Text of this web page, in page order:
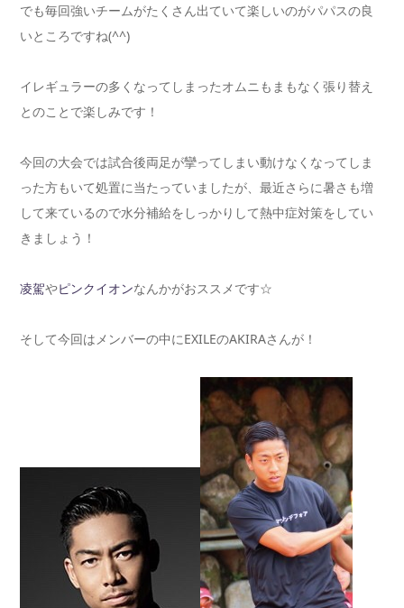
でも毎回強いチームがたくさん出ていて楽しいのがパパスの良
いところですね(^^)
イレギュラーの多くなってしまったオムニもまもなく張り替え
とのことで楽しみです！
今回の大会では試合後両足が攣ってしまい動けなくなってしま
った方もいて処置に当たっていましたが、最近さらに暑さも増
して来ているので水分補給をしっかりして熱中症対策をしてい
きましょう！
凌駕やピンクイオンなんかがおススメです☆
そして今回はメンバーの中にEXILEのAKIRAさんが！